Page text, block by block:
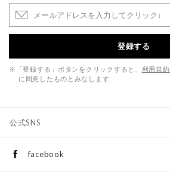
登録する
※「登録する」ボタンをクリックすると、 利用規約
に同意したものとみなします
公式SNS
facebook